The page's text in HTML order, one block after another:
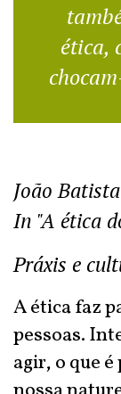
ética,
João
In "A ética
Práxis e
A ética faz
pessoas.
agir, o que